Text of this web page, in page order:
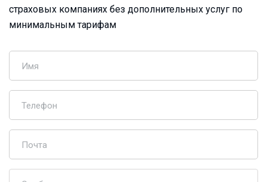
страховых компаниях без дополнительных услуг по
минимальным тарифам
Имя
Телефон
Почта